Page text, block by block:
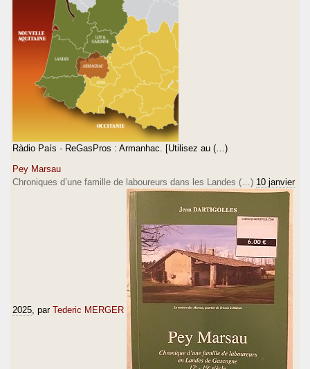
Ràdio País · ReGasPros : Armanhac. [Utilisez au (…)
Pey Marsau
Chroniques d’une famille de laboureurs dans les Landes (…) 10 janvier
2025 , par Tederic MERGER